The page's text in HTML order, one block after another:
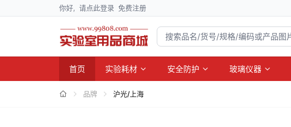
你好, 请点此登录 免费注册
首页 实验耗材 安全防护 玻璃仪器
品牌 沪光/上海